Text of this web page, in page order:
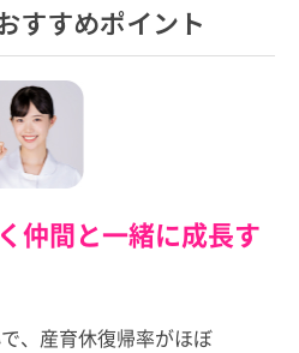
すすめポイント
仲間と一緒に成長す
、産育休復帰率がほぼ